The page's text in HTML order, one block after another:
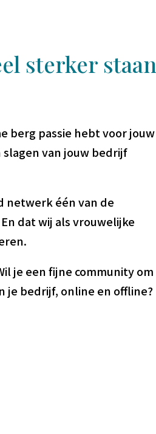
sterker staan
berg passie hebt voor jouw
van jouw bedrijf
netwerk één van de
dat wij als vrouwelijke
je een fijne community om
je bedrijf, online en offline?